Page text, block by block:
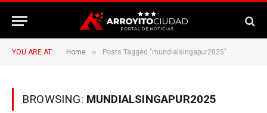
YOU ARE AT: Home » Posts Tagged "mundialsingapur2025"
BROWSING: MUNDIALSINGAPUR2025